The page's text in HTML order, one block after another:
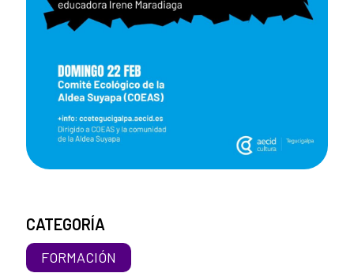
CATEGORÍA
FORMACIÓN